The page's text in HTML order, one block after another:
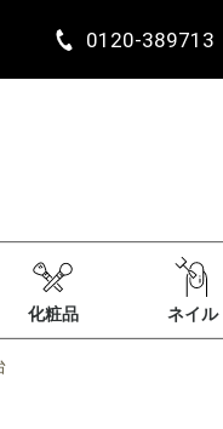
0120-389713
化粧品 ネイル